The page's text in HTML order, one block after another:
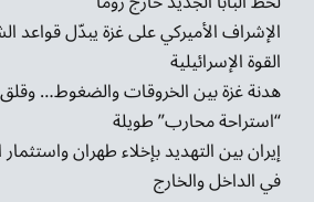
الإشراف الأميركي على غزة يبدّل
القوة الإسرائيلية
هدنة غزة بين الخروقات والضغوط…
“استراحة محارب” طويلة
إيران بين التهديد بإخلاء طهران
في الداخل والخارج